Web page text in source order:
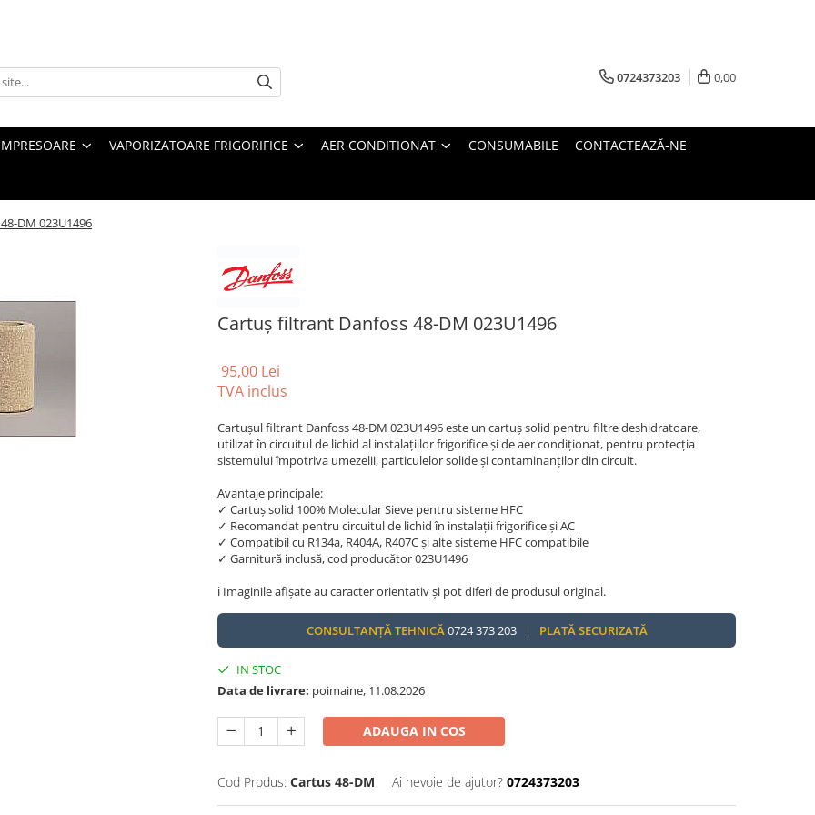
0724373203 0,00
VAPORIZATOARE FRIGORIFICE AER CONDITIONAT CONSUMABILE CONTACTEAZĂ-NE
DM 023U1496
Cartuș filtrant Danfoss 48-DM 023U1496
95,00 Lei
TVA inclus
Cartușul filtrant Danfoss 48-DM 023U1496 este un cartuș solid pentru filtre deshidratoare,
utilizat în circuitul de lichid al instalațiilor frigorifice și de aer condiționat, pentru protecția
sistemului împotriva umezelii, particulelor solide și contaminanților din circuit.
Avantaje principale:
✓ Cartuș solid 100% Molecular Sieve pentru sisteme HFC
✓ Recomandat pentru circuitul de lichid în instalații frigorifice și AC
✓ Compatibil cu R134a, R404A, R407C și alte sisteme HFC compatibile
✓ Garnitură inclusă, cod producător 023U1496
ℹ️ Imaginile afișate au caracter orientativ și pot diferi de produsul original.
CONSULTANȚĂ TEHNICĂ 0724 373 203 | PLATĂ SECURIZATĂ
IN STOC
Data de livrare: poimaine, 11.08.2026
ADAUGA IN COS
Cod Produs: Cartus 48-DM Ai nevoie de ajutor? 0724373203